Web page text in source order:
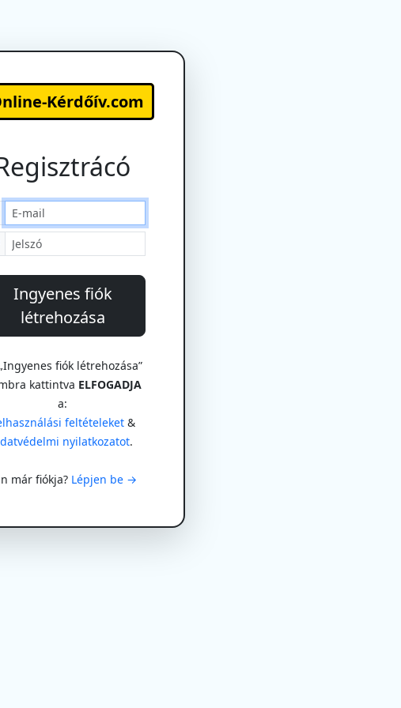
Kérdőív.com
Ingyenes fiók
létrehozása
fiók létrehozása”
kattintva ELFOGADJA
a:
feltételeket&
nyilatkozatot.
már fiókja? Lépjen be →